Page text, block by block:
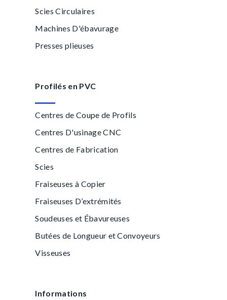
Scies Circulaires
Machines D'ébavurage
Presses plieuses
Profilés en PVC
Centres de Coupe de Profils
Centres D'usinage CNC
Centres de Fabrication
Scies
Fraiseuses à Copier
Fraiseuses D’extrémités
Soudeuses et Ébavureuses
Butées de Longueur et Convoyeurs
Visseuses
Informations